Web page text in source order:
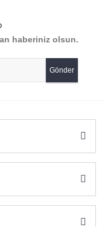
haberiniz olsun.
Gönder